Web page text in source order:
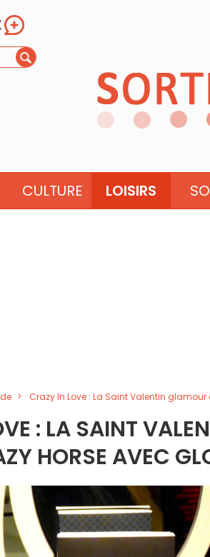
CULTURE LOISIRS
Crazy In Love : La Saint Valentin
: LA SAINT
HORSE AVEC